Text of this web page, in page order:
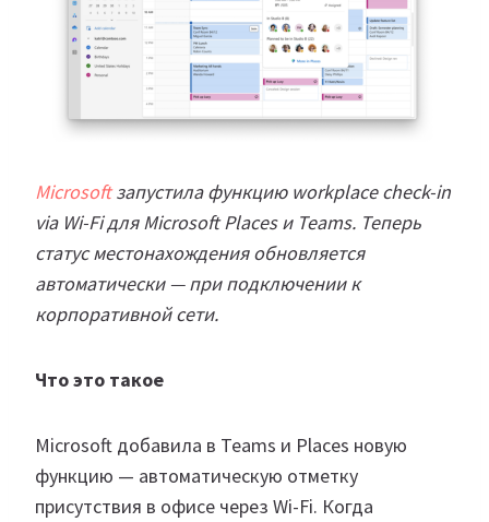
Microsoftзапустила функцию workplace check-in
via Wi-Fi для Microsoft Places и Teams. Теперь
статус местонахождения обновляется
автоматически — при подключении к
корпоративной сети.
Что это такое
Microsoft добавила в Teams и Places новую
функцию — автоматическую отметку
присутствия в офисе через Wi-Fi. Когда